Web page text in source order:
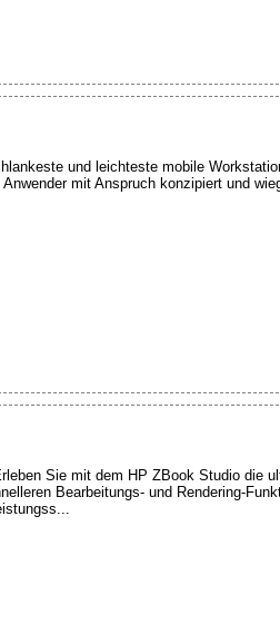
und leichteste mobile
mit Anspruch konzipiert und
Sie mit dem HP ZBook Studio die
Bearbeitungs- und Rendering-